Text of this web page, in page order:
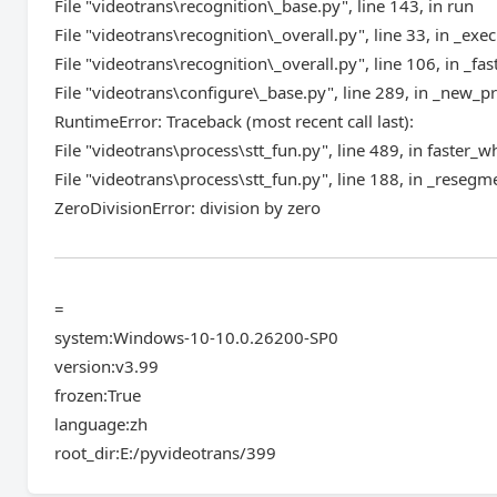
File "videotrans\recognition\_base.py", line 143, in run
File "videotrans\recognition\_overall.py", line 33, in _exec
File "videotrans\recognition\_overall.py", line 106, in
File "videotrans\configure\_base.py", line 289, in
RuntimeError: Traceback (most recent call last):
File "videotrans\process\stt_fun.py", line 489, in
File "videotrans\process\stt_fun.py", line 188, in
ZeroDivisionError: division by zero
=
system:Windows-10-10.0.26200-SP0
version:v3.99
frozen:True
language:zh
root_dir:E:/pyvideotrans/399